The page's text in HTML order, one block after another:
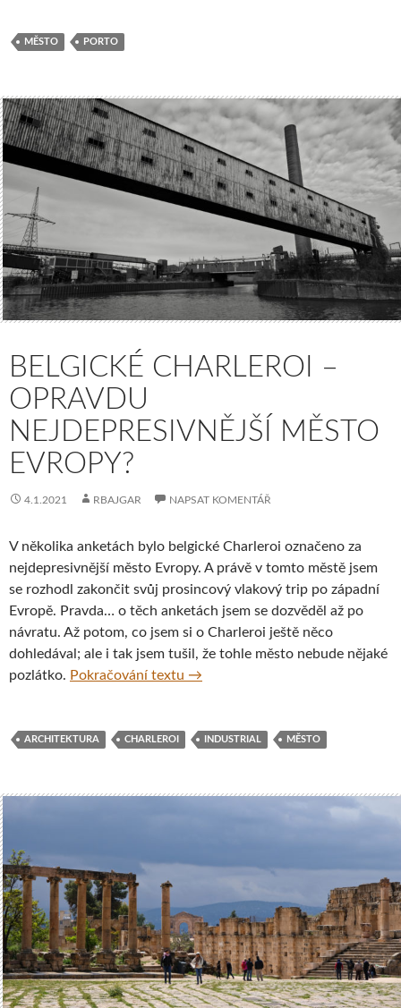
MĚSTO PORTO
BELGICKÉ CHARLEROI –
OPRAVDU
NEJDEPRESIVNĚJŠÍ MĚSTO
EVROPY?
4.1.2021 RBAJGAR NAPSAT KOMENTÁŘ
V několika anketách bylo belgické Charleroi označeno za
nejdepresivnější město Evropy. A právě v tomto městě jsem
se rozhodl zakončit svůj prosincový vlakový trip po západní
Evropě. Pravda… o těch anketách jsem se dozvěděl až po
návratu. Až potom, co jsem si o Charleroi ještě něco
dohledával; ale i tak jsem tušil, že tohle město nebude nějaké
pozlátko. Pokračování textu Belgické Charleroi – opravdu
→
ARCHITEKTURA CHARLEROI INDUSTRIAL MĚSTO